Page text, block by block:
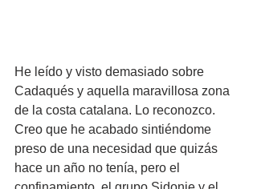
He leído y visto demasiado sobre
Cadaqués y aquella maravillosa zona
de la costa catalana. Lo reconozco.
Creo que he acabado sintiéndome
preso de una necesidad que quizás
hace un año no tenía, pero el